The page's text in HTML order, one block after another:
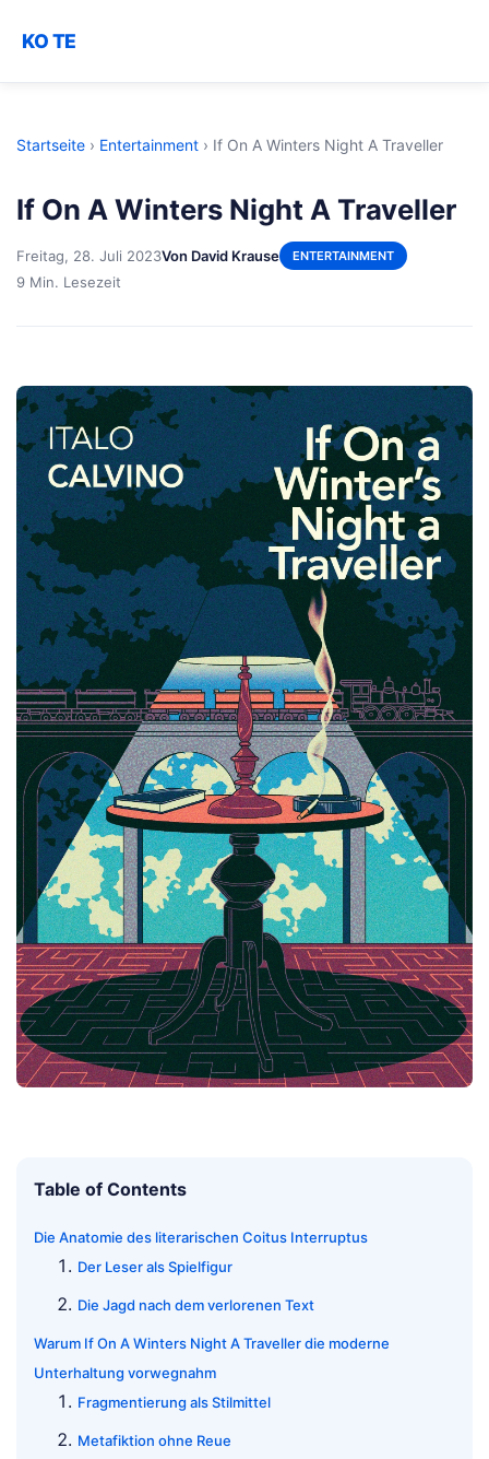
KO TE
Startseite › Entertainment › If On A Winters Night A Traveller
If On A Winters Night A Traveller
Freitag, 28. Juli 2023Von David Krause ENTERTAINMENT
9 Min. Lesezeit
Table of Contents
Die Anatomie des literarischen Coitus Interruptus
Der Leser als Spielfigur
Die Jagd nach dem verlorenen Text
Warum If On A Winters Night A Traveller die moderne
Unterhaltung vorwegnahm
Fragmentierung als Stilmittel
Metafiktion ohne Reue